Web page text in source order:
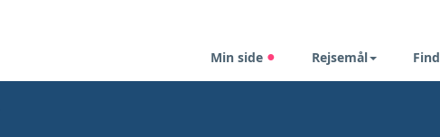
Min side Rejsemål